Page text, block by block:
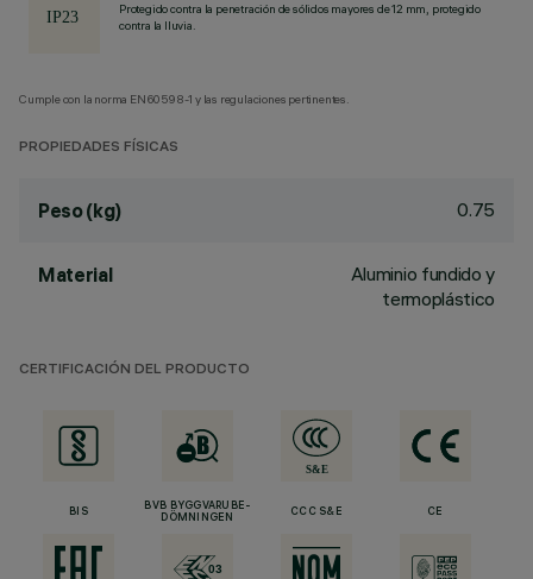
Protegido contra la penetración de sólidos mayores de 12 mm, protegido
contra la lluvia.
Cumple con la norma EN60598-1 y las regulaciones pertinentes.
PROPIEDADES FÍSICAS
Peso (kg) 0.75
Material
Aluminio fundido y
termoplástico
CERTIFICACIÓN DEL PRODUCTO
BIS
BVB BYGGVARUBE-
DÖMNINGEN
CCC S&E CE